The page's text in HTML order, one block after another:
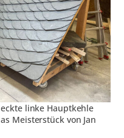
linke Hauptkehle
Meisterstück von Jan